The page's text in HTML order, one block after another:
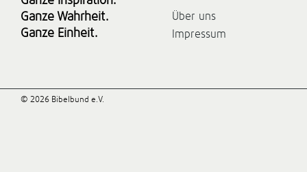
Ganze Wahrheit.
Ganze Einheit.
Über uns
Impressum
© 2026 Bibelbund e.V.